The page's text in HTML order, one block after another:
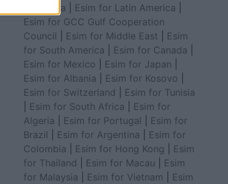
for Africa
Esim for Latin America
Esim for GCC Gulf Cooperation
Council
Esim for Middle East
Esim
for South America
Esim for Canada
Esim for Mexico
Esim for Japan
Esim for Albania
Esim for Kosovo
Esim for Switzerland
Esim for Tunisia
Esim for South Africa
Esim for
Algeria
Esim for Portugal
Esim for
Brazil
Esim for Argentina
Esim for
Colombia
Esim for Hong Kong
Esim
for Thailand
Esim for Macau
Esim
for Malaysia
Esim for Vietnam
Esim